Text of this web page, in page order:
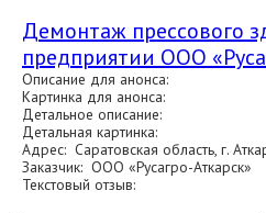
Демонтаж прессового
предприятии ООО
Описание для анонса:
Картинка для анонса:
Детальное описание:
Детальная картинка:
Адрес: Саратовская область, г.
Заказчик: ООО «Русагро-Аткарск»
Текстовый отзыв: